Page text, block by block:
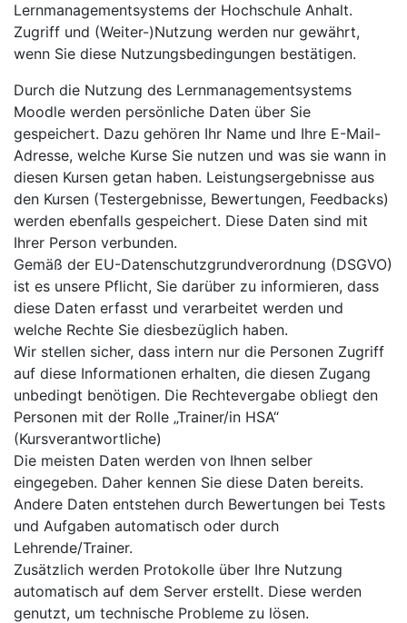
Lernmanagementsystems der Hochschule Anhalt.
Zugriff und (Weiter-)Nutzung werden nur gewährt,
wenn Sie diese Nutzungsbedingungen bestätigen.
Durch die Nutzung des Lernmanagementsystems
Moodle werden persönliche Daten über Sie
gespeichert. Dazu gehören Ihr Name und Ihre E-Mail-
Adresse, welche Kurse Sie nutzen und was sie wann in
diesen Kursen getan haben. Leistungsergebnisse aus
den Kursen (Testergebnisse, Bewertungen, Feedbacks)
werden ebenfalls gespeichert. Diese Daten sind mit
Ihrer Person verbunden.
Gemäß der EU-Datenschutzgrundverordnung (DSGVO)
ist es unsere Pflicht, Sie darüber zu informieren, dass
diese Daten erfasst und verarbeitet werden und
welche Rechte Sie diesbezüglich haben.
Wir stellen sicher, dass intern nur die Personen Zugriff
auf diese Informationen erhalten, die diesen Zugang
unbedingt benötigen. Die Rechtevergabe obliegt den
Personen mit der Rolle „Trainer/in HSA“
(Kursverantwortliche)
Die meisten Daten werden von Ihnen selber
eingegeben. Daher kennen Sie diese Daten bereits.
Andere Daten entstehen durch Bewertungen bei Tests
und Aufgaben automatisch oder durch
Lehrende/Trainer.
Zusätzlich werden Protokolle über Ihre Nutzung
automatisch auf dem Server erstellt. Diese werden
genutzt, um technische Probleme zu lösen.